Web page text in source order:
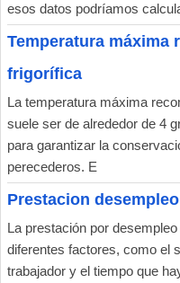
esos datos podríamos
Temperatura máxima
frigorífica
La temperatura máxima
suele ser de alrededor de 4
para garantizar la
perecederos. E
Prestacion
La prestación por
diferentes factores, como el
trabajador y el tiempo que